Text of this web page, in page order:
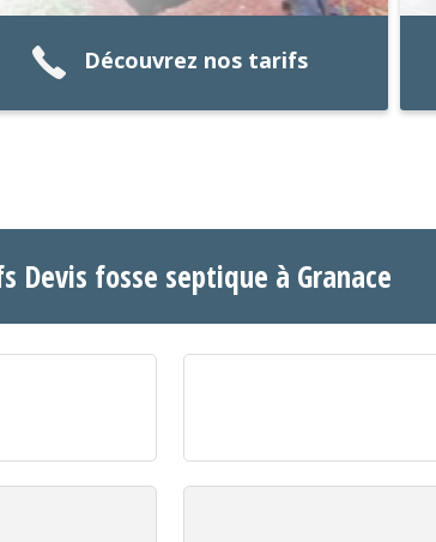
Découvrez nos tarifs
Devis fosse septique à Granace